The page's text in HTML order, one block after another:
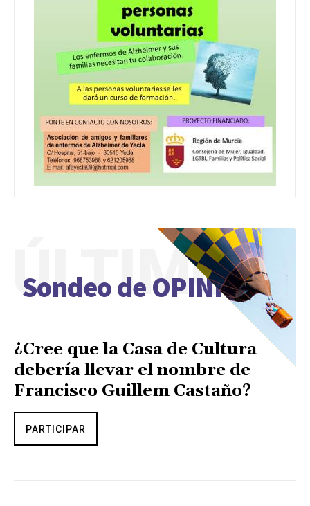
Sondeo de OPINIÓN
ÚLTIMO
¿Cree que la Casa de Cultura
debería llevar el nombre de
Francisco Guillem Castaño?
PARTICIPAR